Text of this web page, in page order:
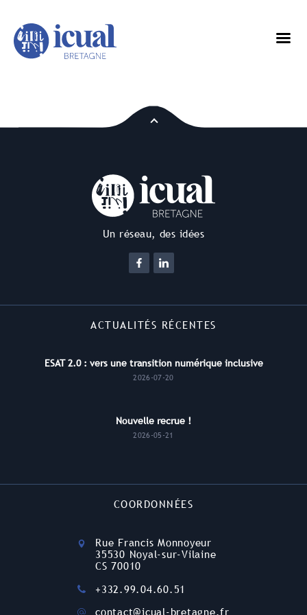
Un réseau, des idées
ACTUALITÉS RÉCENTES
ESAT 2.0 : vers une transition numérique inclusive
2026-07-20
Nouvelle recrue !
2026-05-21
COORDONNÉES
Rue Francis Monnoyeur
35530 Noyal-sur-Vilaine
CS 70010
+332.99.04.60.51
contact@icual-bretagne.fr